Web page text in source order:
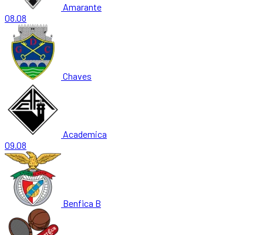
Amarante
08.08
Chaves
Academica
09.08
Benfica B